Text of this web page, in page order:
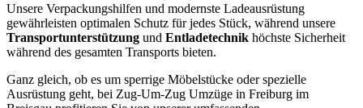
Unsere Verpackungshilfen und modernste Ladeausrüstung
gewährleisten optimalen Schutz für jedes Stück, während unsere
Transportunterstützung und Entladetechnik höchste Sicherheit
während des gesamten Transports bieten.
Ganz gleich, ob es um sperrige Möbelstücke oder spezielle
Ausrüstung geht, bei Zug-Um-Zug Umzüge in Freiburg im